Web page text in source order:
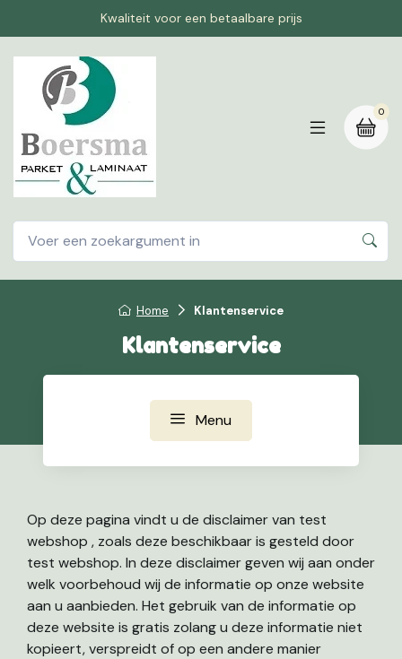
Kwaliteit voor een betaalbare prijs
0
Home Klantenservice
Klantenservice
Menu
Op deze pagina vindt u de disclaimer van test
webshop , zoals deze beschikbaar is gesteld door
test webshop. In deze disclaimer geven wij aan onder
welk voorbehoud wij de informatie op onze website
aan u aanbieden. Het gebruik van de informatie op
deze website is gratis zolang u deze informatie niet
kopieert, verspreidt of op een andere manier